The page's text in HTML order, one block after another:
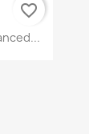
favorite_border